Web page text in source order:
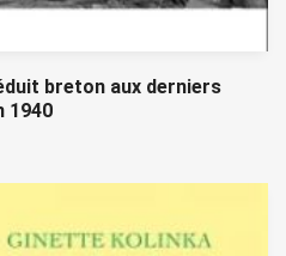
breton aux derniers
1940